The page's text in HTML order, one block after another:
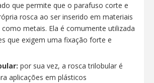
que permite que o parafuso corte e
rosca ao ser inserido em materiais
metais. Ela é comumente utilizada
que exigem uma fixação forte e
por sua vez, a rosca trilobular é
aplicações em plásticos